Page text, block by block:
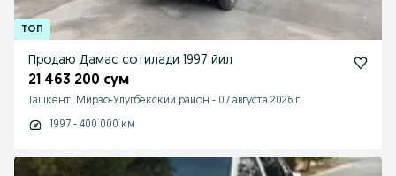
Продаю Дамас сотилади 1997 йил
21 463 200 сум
Ташкент, Мирзо-Улугбекский район - 07 августа 2026 г.
1997 - 400 000 км